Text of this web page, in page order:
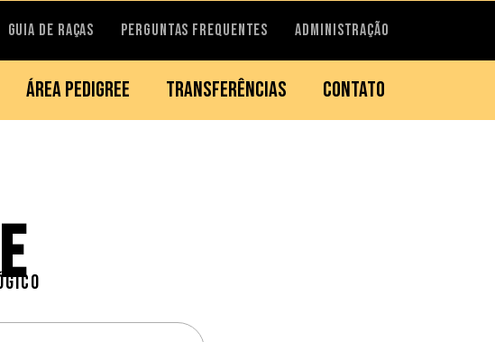
GUIA DE RAÇAS PERGUNTAS FREQUENTES ADMINISTRAÇÃO
ÁREA PEDIGREE TRANSFERÊNCIAS CONTATO